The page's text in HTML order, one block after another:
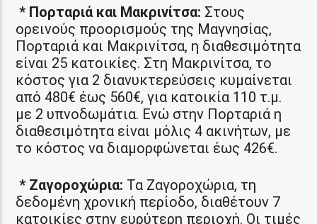
* Πορταριά και Μακρινίτσα: Στους
ορεινούς προορισμούς της Μαγνησίας,
Πορταριά και Μακρινίτσα, η διαθεσιμότητα
είναι 25 κατοικίες. Στη Μακρινίτσα, το
κόστος για 2 διανυκτερεύσεις κυμαίνεται
από 480€ έως 560€, για κατοικία 110 τ.μ.
με 2 υπνοδωμάτια. Ενώ στην Πορταριά η
διαθεσιμότητα είναι μόλις 4 ακινήτων, με
το κόστος να διαμορφώνεται έως 426€.
* Ζαγοροχώρια: Τα Ζαγοροχώρια, τη
δεδομένη χρονική περίοδο, διαθέτουν 7
κατοικίες στην ευρύτερη περιοχή. Οι τιμές